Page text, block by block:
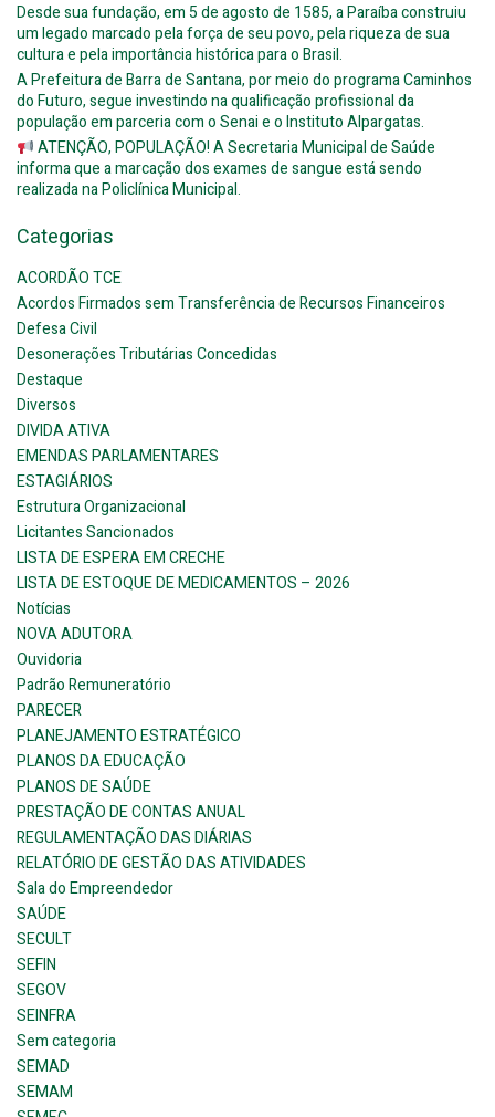
Desde sua fundação, em 5 de agosto de 1585, a Paraíba construiu
um legado marcado pela força de seu povo, pela riqueza de sua
cultura e pela importância histórica para o Brasil.
A Prefeitura de Barra de Santana, por meio do programa Caminhos
do Futuro, segue investindo na qualificação profissional da
população em parceria com o Senai e o Instituto Alpargatas.
ATENÇÃO, POPULAÇÃO! A Secretaria Municipal de Saúde
informa que a marcação dos exames de sangue está sendo
realizada na Policlínica Municipal.
Categorias
ACORDÃO TCE
Acordos Firmados sem Transferência de Recursos Financeiros
Defesa Civil
Desonerações Tributárias Concedidas
Destaque
Diversos
DIVIDA ATIVA
EMENDAS PARLAMENTARES
ESTAGIÁRIOS
Estrutura Organizacional
Licitantes Sancionados
LISTA DE ESPERA EM CRECHE
LISTA DE ESTOQUE DE MEDICAMENTOS – 2026
Notícias
NOVA ADUTORA
Ouvidoria
Padrão Remuneratório
PARECER
PLANEJAMENTO ESTRATÉGICO
PLANOS DA EDUCAÇÃO
PLANOS DE SAÚDE
PRESTAÇÃO DE CONTAS ANUAL
REGULAMENTAÇÃO DAS DIÁRIAS
RELATÓRIO DE GESTÃO DAS ATIVIDADES
Sala do Empreendedor
SAÚDE
SECULT
SEFIN
SEGOV
SEINFRA
Sem categoria
SEMAD
SEMAM